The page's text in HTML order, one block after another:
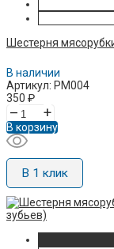
Шестерня
В наличии
Артикул: PM004
350 ₽
– +
В корзину
В 1 клик